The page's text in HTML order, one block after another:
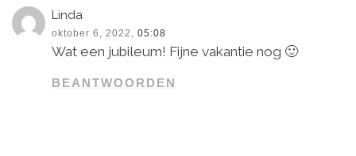
Linda
oktober 6, 2022, 05:08
Wat een jubileum! Fijne vakantie nog 🙂
BEANTWOORDEN